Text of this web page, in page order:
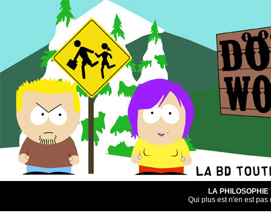
LA
Qui plus est n'en est pas